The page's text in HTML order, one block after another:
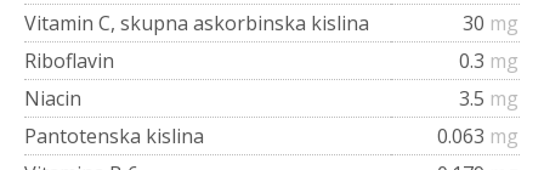
Vitamin C, skupna askorbinska kislina
30 mg
Riboflavin
0.3 mg
Niacin
3.5 mg
Pantotenska kislina
0.063 mg